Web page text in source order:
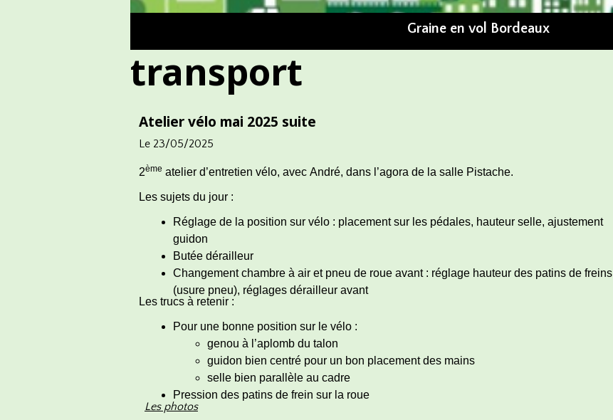
Graine en vol Bordeaux
transport
Atelier vélo mai 2025 suite
Le 23/05/2025
2ème atelier d’entretien vélo, avec André, dans l’agora de la salle Pistache.
Les sujets du jour :
Réglage de la position sur vélo : placement sur les pédales, hauteur selle, ajustement
guidon
Butée dérailleur
Changement chambre à air et pneu de roue avant : réglage hauteur des patins de freins
(usure pneu), réglages dérailleur avant
Les trucs à retenir :
Pour une bonne position sur le vélo :
genou à l’aplomb du talon
guidon bien centré pour un bon placement des mains
selle bien parallèle au cadre
Pression des patins de frein sur la roue
Les photos